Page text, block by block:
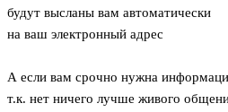
будут высланы вам автоматически
на ваш электронный адрес
А если вам срочно нужна
т.к. нет ничего лучше живого